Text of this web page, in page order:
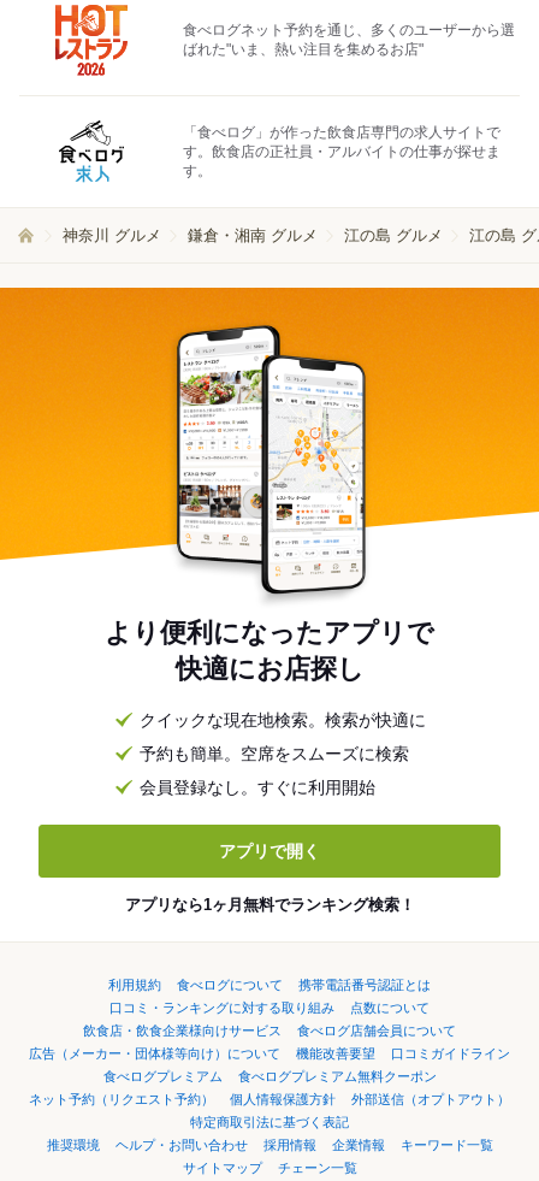
食べログネット予約を通じ、多くのユーザーから選
ばれた"いま、熱い注目を集めるお店"
「食べログ」が作った飲食店専門の求人サイトで
す。飲食店の正社員・アルバイトの仕事が探せま
す。
神奈川 グルメ 鎌倉・湘南 グルメ 江の島 グルメ 江の島
より便利になったアプリで
快適にお店探し
クイックな現在地検索。検索が快適に
予約も簡単。空席をスムーズに検索
会員登録なし。すぐに利用開始
アプリで開く
アプリなら1ヶ月無料でランキング検索！
利用規約 食べログについて
携帯電話番号認証とは
口コミ・ランキングに対する取り組み
点数について
飲食店・飲食企業様向けサービス
食べログ店舗会員について
広告（メーカー・団体様等向け）について
機能改善要望
口コミガイドライン
食べログプレミアム
食べログプレミアム無料クーポン
ネット予約（リクエスト予約）
個人情報保護方針
外部送信（オプトアウト）
特定商取引法に基づく表記
推奨環境
ヘルプ・お問い合わせ 採用情報 企業情報
キーワード一覧
サイトマップ
チェーン一覧